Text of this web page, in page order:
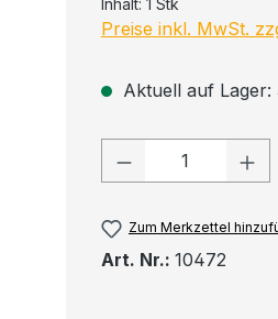
Inhalt: 1 Stk
Preise inkl. MwSt.
Aktuell auf Lager:
Produkt
Zum Merkzettel
Art. Nr.: 10472